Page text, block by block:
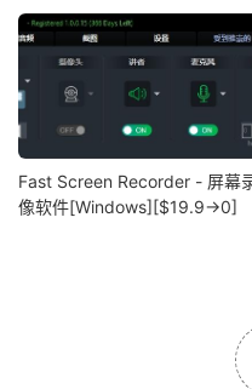
Fast Screen Recorder - 屏幕
像软件[Windows][$19.9→0]